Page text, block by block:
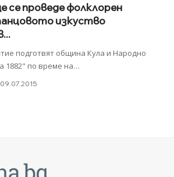
се проведе фолклорен
изкуство
подготвят община Кула и Народно
1882" по време на…
09.07.2015